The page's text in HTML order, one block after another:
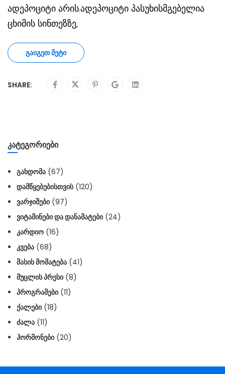
ადეპოციტი არის.ადეპოციტი პასუხისმგებელია
ცხიმის სინთეზზე,
ᲒᲐᲘᲒᲔᲗ ᲛᲔᲢᲘ
SHARE:
ᲙᲐᲢᲔᲒᲝᲠᲘᲔᲑᲘ
ᲒᲐᲮᲓᲝᲛᲐ (67)
ᲓᲐᲛᲬᲧᲔᲑᲔᲑᲘᲡᲗᲕᲘᲡ(120)
ᲕᲐᲠᲯᲘᲨᲔᲑᲘ (97)
ᲕᲘᲢᲐᲛᲘᲜᲔᲑᲘ ᲓᲐ ᲓᲐᲜᲐᲛᲐᲢᲔᲑᲘ (24)
ᲙᲐᲠᲓᲘᲝ (16)
ᲙᲕᲔᲑᲐ (68)
ᲛᲐᲡᲘᲡ ᲛᲝᲛᲐᲢᲔᲑᲐ (41)
ᲛᲣᲪᲚᲘᲡ ᲞᲠᲔᲡᲘ (8)
ᲞᲠᲝᲒᲠᲐᲛᲔᲑᲘ (11)
ᲥᲐᲚᲔᲑᲘ (18)
ᲫᲐᲚᲐ (11)
ᲰᲝᲠᲛᲝᲜᲔᲑᲘ (20)